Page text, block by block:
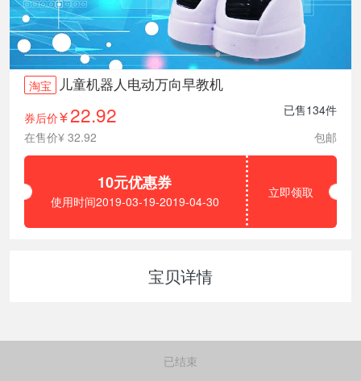
淘宝 儿童机器人电动万向早教机
券后价¥22.92
已售134件
在售价¥ 32.92
包邮
10元优惠券
使用时间2019-03-19-2019-04-30
立即领取
宝贝详情
已结束